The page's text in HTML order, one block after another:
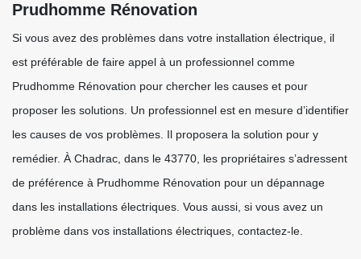
Prudhomme Rénovation
Si vous avez des problèmes dans votre installation électrique, il
est préférable de faire appel à un professionnel comme
Prudhomme Rénovation pour chercher les causes et pour
proposer les solutions. Un professionnel est en mesure d’identifier
les causes de vos problèmes. Il proposera la solution pour y
remédier. À Chadrac, dans le 43770, les propriétaires s’adressent
de préférence à Prudhomme Rénovation pour un dépannage
dans les installations électriques. Vous aussi, si vous avez un
problème dans vos installations électriques, contactez-le.